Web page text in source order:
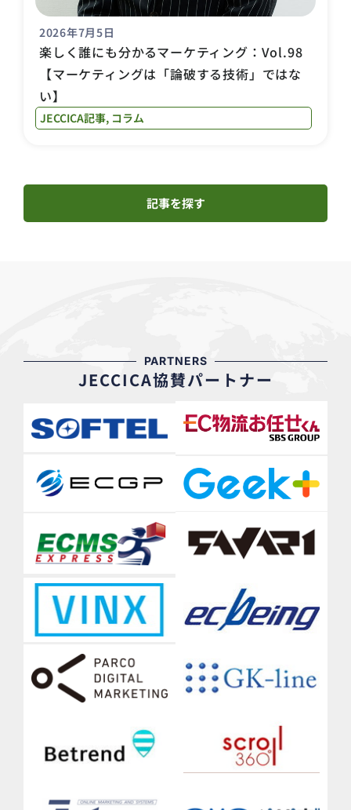
2026年7月5日
楽しく誰にも分かるマーケティング：Vol.98
【マーケティングは「論破する技術」ではな
い】
JECCICA記事, コラム
記事を探す
PARTNERS
JECCICA協賛パートナー